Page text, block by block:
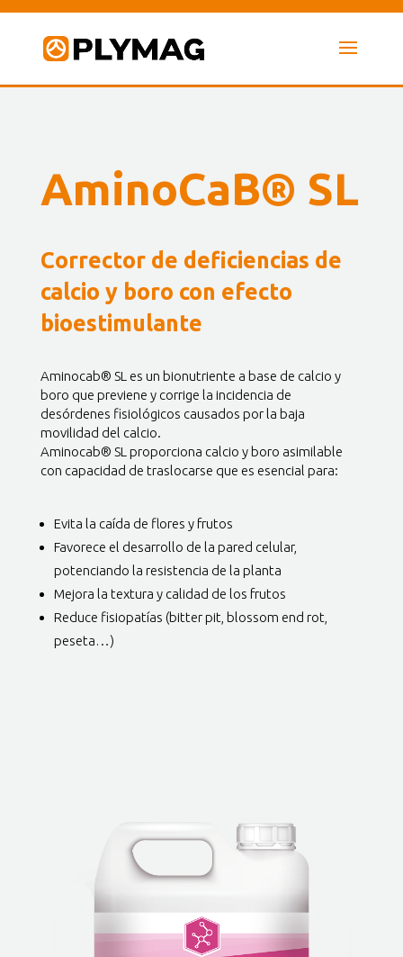
AminoCaB® SL
Corrector de deficiencias de
calcio y boro con efecto
bioestimulante
Aminocab® SL es un bionutriente a base de calcio y
boro que previene y corrige la incidencia de
desórdenes fisiológicos causados por la baja
movilidad del calcio.
Aminocab® SL proporciona calcio y boro asimilable
con capacidad de traslocarse que es esencial para:
Evita la caída de flores y frutos
Favorece el desarrollo de la pared celular,
potenciando la resistencia de la planta
Mejora la textura y calidad de los frutos
Reduce fisiopatías (bitter pit, blossom end rot,
peseta…)